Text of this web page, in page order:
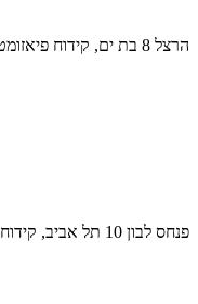
הרצל 8 בת ים, קידוח פיאזומטר בעומק של 26 מטר
פנחס לבון 10 תל אביב, קידוח פיאזומטר לעומק של 24 מטר